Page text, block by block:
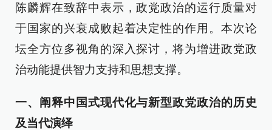
陈麟辉在致辞中表示，政党政治的运行质量对
于国家的兴衰成败起着决定性的作用。本次论
坛全方位多视角的深入探讨，将为增进政党政
治动能提供智力支持和思想支撑。
一、阐释中国式现代化与新型政党政治的历史
及当代演绎